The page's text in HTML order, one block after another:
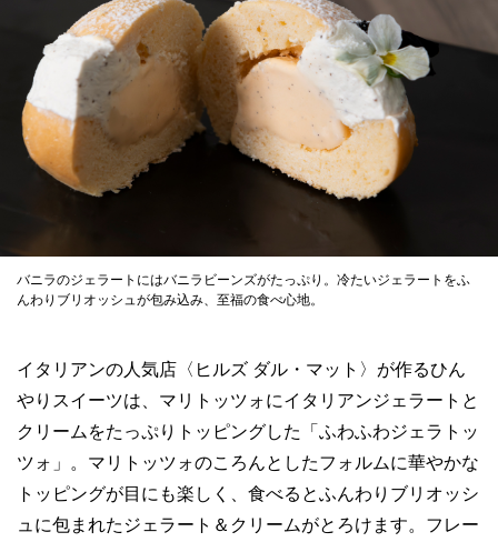
バニラのジェラートにはバニラビーンズがたっぷり。冷たいジェラートをふ
んわりブリオッシュが包み込み、至福の食べ心地。
イタリアンの人気店〈ヒルズ ダル・マット〉が作るひん
やりスイーツは、マリトッツォにイタリアンジェラートと
クリームをたっぷりトッピングした「ふわふわジェラトッ
ツォ」。マリトッツォのころんとしたフォルムに華やかな
トッピングが目にも楽しく、食べるとふんわりブリオッシ
ュに包まれたジェラート＆クリームがとろけます。フレー